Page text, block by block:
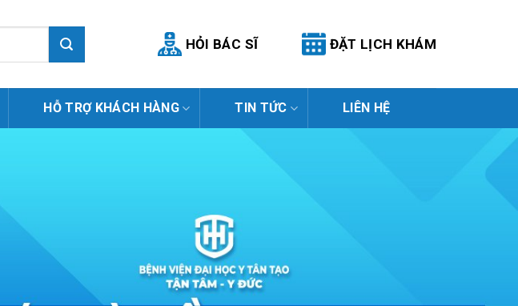
HỎI BÁC SĨ ĐẶT LỊCH KHÁM
HỖ TRỢ KHÁCH HÀNG TIN TỨC LIÊN HỆ